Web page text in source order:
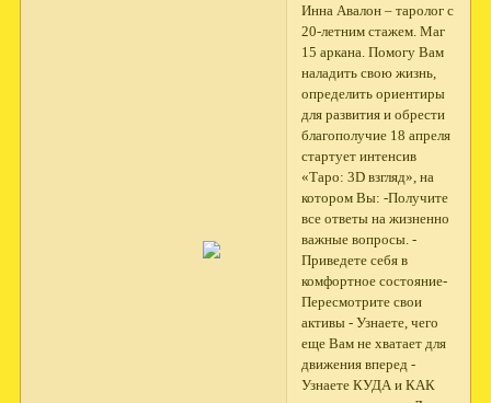
Инна Авалон – таролог с
20-летним стажем. Маг
15 аркана. Помогу Вам
наладить свою жизнь,
определить ориентиры
для развития и обрести
благополучие 18 апреля
стартует интенсив
«Таро: 3D взгляд», на
котором Вы: -Получите
все ответы на жизненно
важные вопросы. -
Приведете себя в
комфортное состояние-
Пересмотрите свои
активы - Узнаете, чего
еще Вам не хватает для
движения вперед -
Узнаете КУДА и КАК